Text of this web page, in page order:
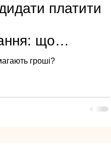
платити
що
гроші?